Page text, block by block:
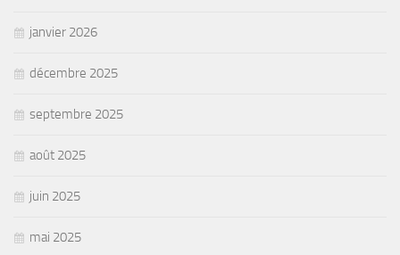
janvier 2026
décembre 2025
septembre 2025
août 2025
juin 2025
mai 2025